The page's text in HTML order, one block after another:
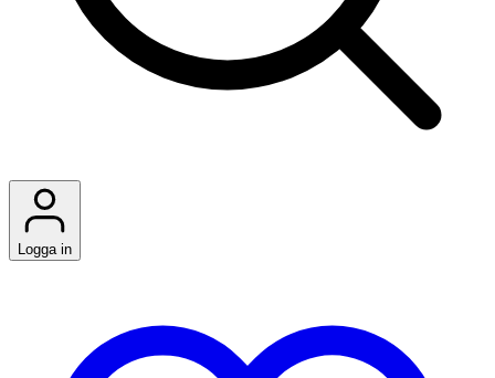
Logga in